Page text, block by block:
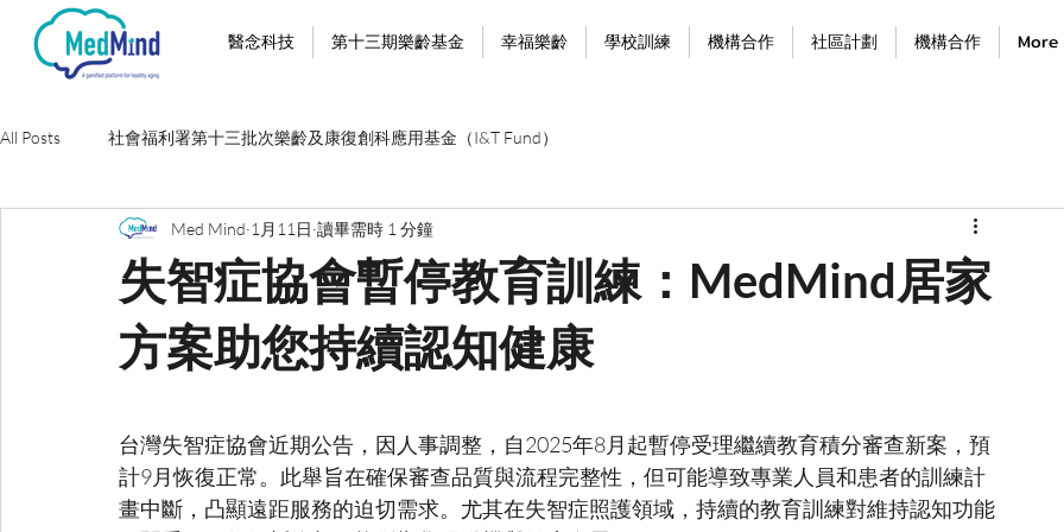
醫念科技 第十三期樂齡基金 幸福樂齡 學校訓練 機構合作 社區計劃 機構合作 More
All Posts 社會福利署第十三批次樂齡及康復創科應用基金（I&T Fund）
失智症協會暫停教育訓練：MedMind居家
方案助您持續認知健康
Med Mind 1月11日 讀畢需時 1 分鐘
台灣失智症協會近期公告，因人事調整，自2025年8月起暫停受理繼續教育積分審查新案，預
計9月恢復正常。此舉旨在確保審查品質與流程完整性，但可能導致專業人員和患者的訓練計
畫中斷，凸顯遠距服務的迫切需求。尤其在失智症照護領域，持續的教育訓練對維持認知功能